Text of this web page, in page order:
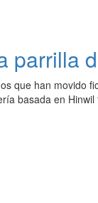
parrilla
que han movido
basada en